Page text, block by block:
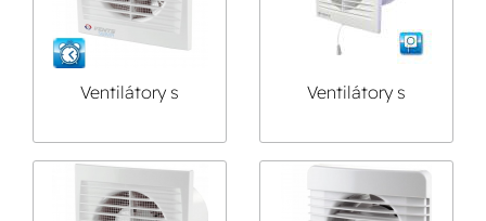
Ventilátory s
Ventilátory s